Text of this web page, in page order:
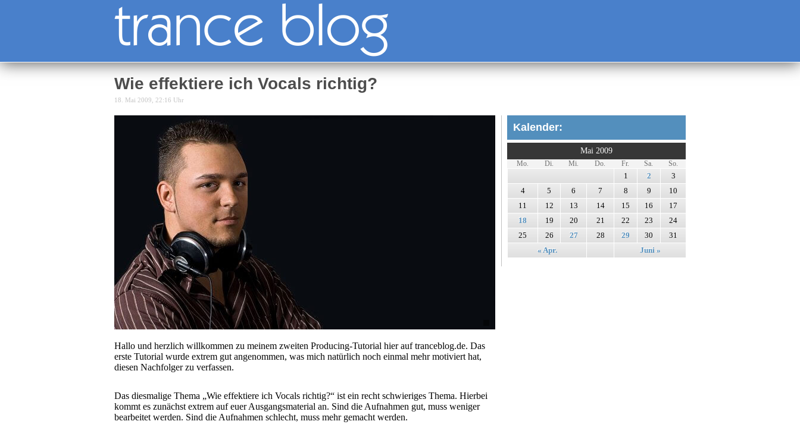
Wie effektiere ich Vocals richtig?
18. Mai 2009, 22:16 Uhr
Hallo und herzlich willkommen zu meinem zweiten Producing-Tutorial hier auf tranceblog.de. Das
erste Tutorial wurde extrem gut angenommen, was mich natürlich noch einmal mehr motiviert hat,
diesen Nachfolger zu verfassen.
Das diesmalige Thema „Wie effektiere ich Vocals richtig?“ ist ein recht schwieriges Thema. Hierbei
kommt es zunächst extrem auf euer Ausgangsmaterial an. Sind die Aufnahmen gut, muss weniger
bearbeitet werden. Sind die Aufnahmen schlecht, muss mehr gemacht werden.
Kalender:
Mai 2009
Mo. Di. Mi. Do. Fr. Sa. So.
« Apr. Juni »
1 2
3
4
5 6 7 8 9
10
11
12 13 14 15 16
17
18
19 20 21 22 23
24
25
26 27 28 29 30 31